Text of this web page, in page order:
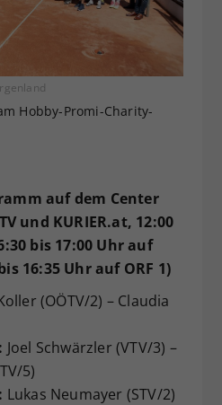
Hobby-Promi-Charity-
auf dem Center
und KURIER.at, 12:00
bis 17:00 Uhr auf
16:35 Uhr auf ORF 1)
(OÖTV/2) – Claudia
Joel Schwärzler (VTV/3) –
5)
Lukas Neumayer (STV/2)